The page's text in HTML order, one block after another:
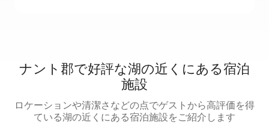
ナント郡で好評な湖の近くにある宿泊
施設
ロケーションや清潔さなどの点でゲストから高評価を得
ている湖の近くにある宿泊施設をご紹介します